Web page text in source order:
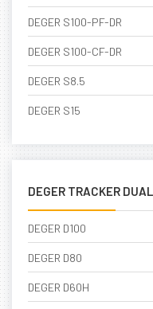
DEGER S100-PF-DR
DEGER S100-CF-DR
DEGER S8.5
DEGER S15
DEGER TRACKER
DEGER D100
DEGER D80
DEGER D60H